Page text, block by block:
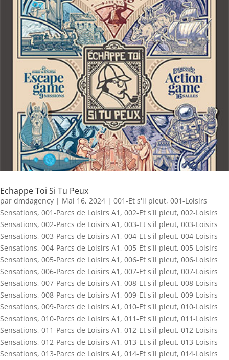
Echappe Toi Si Tu Peux
par dmdagency | Mai 16, 2024 | 001-Et s'il pleut, 001-Loisirs
Sensations, 001-Parcs de Loisirs A1 , 002-Et s'il pleut, 002-Loisirs
Sensations, 002-Parcs de Loisirs A1 , 003-Et s'il pleut, 003-Loisirs
Sensations, 003-Parcs de Loisirs A1 , 004-Et s'il pleut, 004-Loisirs
Sensations, 004-Parcs de Loisirs A1 , 005-Et s'il pleut, 005-Loisirs
Sensations, 005-Parcs de Loisirs A1 , 006-Et s'il pleut, 006-Loisirs
Sensations, 006-Parcs de Loisirs A1 , 007-Et s'il pleut, 007-Loisirs
Sensations, 007-Parcs de Loisirs A1 , 008-Et s'il pleut, 008-Loisirs
Sensations, 008-Parcs de Loisirs A1 , 009-Et s'il pleut, 009-Loisirs
Sensations, 009-Parcs de Loisirs A1 , 010-Et s'il pleut, 010-Loisirs
Sensations, 010-Parcs de Loisirs A1 , 011-Et s'il pleut, 011-Loisirs
Sensations, 011-Parcs de Loisirs A1 , 012-Et s'il pleut, 012-Loisirs
Sensations, 012-Parcs de Loisirs A1 , 013-Et s'il pleut, 013-Loisirs
Sensations, 013-Parcs de Loisirs A1 , 014-Et s'il pleut, 014-Loisirs